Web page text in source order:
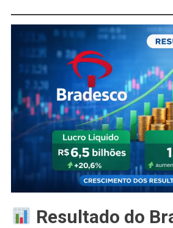
Resultado do